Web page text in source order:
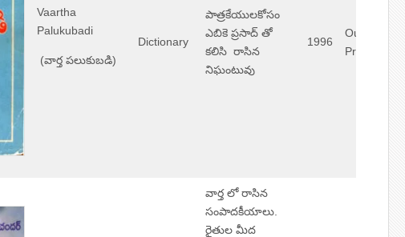
Vaartha
Palukubadi
(వార్త పలుకుబడి)
Dictionary
పాత్రకేయులకోసం
ఎబికె ప్రసాద్ తో
కలిసి రాసిన
నిఘంటువు
1996
Out of
Print
వార్త లో రాసిన
సంపాదకీయాలు.
రైతుల మీద